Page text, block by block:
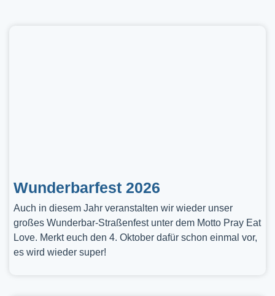
Wunderbarfest 2026
Auch in diesem Jahr veranstalten wir wieder unser
großes Wunderbar-Straßenfest unter dem Motto Pray Eat
Love. Merkt euch den 4. Oktober dafür schon einmal vor,
es wird wieder super!